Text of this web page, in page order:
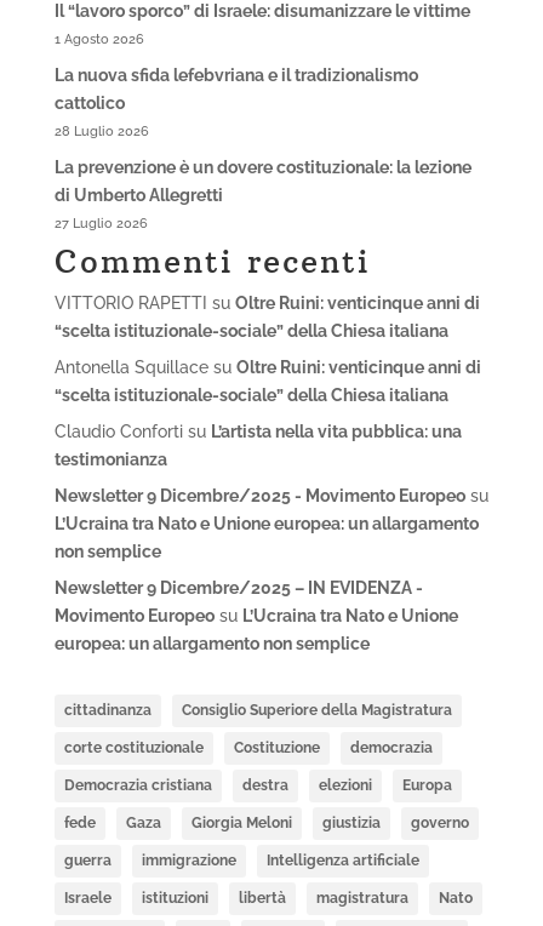
Il “lavoro sporco” di Israele: disumanizzare le vittime
1 Agosto 2026
La nuova sfida lefebvriana e il tradizionalismo
cattolico
28 Luglio 2026
La prevenzione è un dovere costituzionale: la lezione
di Umberto Allegretti
27 Luglio 2026
Commenti recenti
VITTORIO RAPETTI su Oltre Ruini: venticinque anni di
“scelta istituzionale-sociale” della Chiesa italiana
Antonella Squillacesu Oltre Ruini: venticinque anni di
“scelta istituzionale-sociale” della Chiesa italiana
Claudio Confortisu L’artista nella vita pubblica: una
testimonianza
Newsletter 9 Dicembre/2025 - Movimento Europeosu
L’Ucraina tra Nato e Unione europea: un allargamento
non semplice
Newsletter 9 Dicembre/2025 – IN EVIDENZA -
Movimento Europeosu L’Ucraina tra Nato e Unione
europea: un allargamento non semplice
cittadinanza Consiglio Superiore della Magistratura
corte costituzionale Costituzione democrazia
Democrazia cristiana destra elezioni Europa
fede Gaza Giorgia Meloni giustizia governo
guerra immigrazione Intelligenza artificiale
Israele istituzioni libertà magistratura Nato